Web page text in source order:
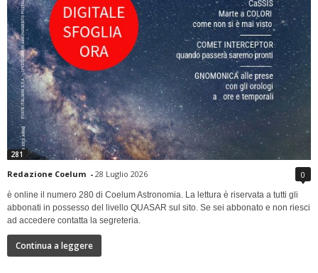
281
Redazione Coelum - 28 Luglio 2026 0
è online il numero 280 di Coelum Astronomia. La lettura è riservata a tutti gli
abbonati in possesso del livello QUASAR sul sito. Se sei abbonato e non riesci
ad accedere contatta la segreteria.
Continua a leggere